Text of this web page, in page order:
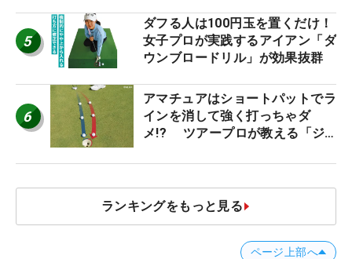
5
ダフる人は100円玉を置くだけ！
女子プロが実践するアイアン「ダ
ウンブロードリル」が効果抜群
6
アマチュアはショートパットでラ
インを消して強く打っちゃダ
メ!? ツアープロが教える「ジ
減するワケ
ランキングをもっと見る
ページ上部へ